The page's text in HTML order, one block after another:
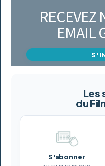
RECEVEZ
EMAIL
Les
du
S'abonner